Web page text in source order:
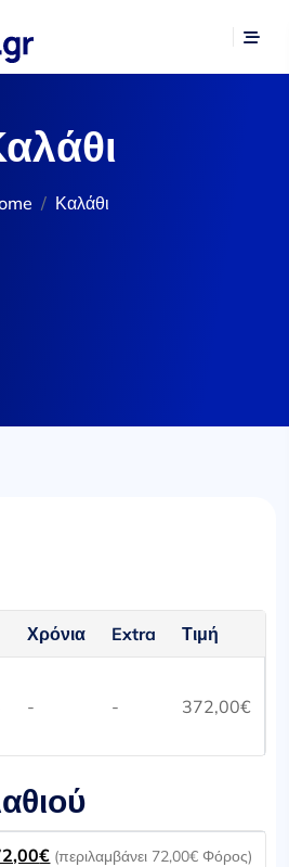
Καλάθι
Χρόνια Extra Τιμή
- - 372,00€
€ (περιλαμβάνει 72,00€ Φόρος)